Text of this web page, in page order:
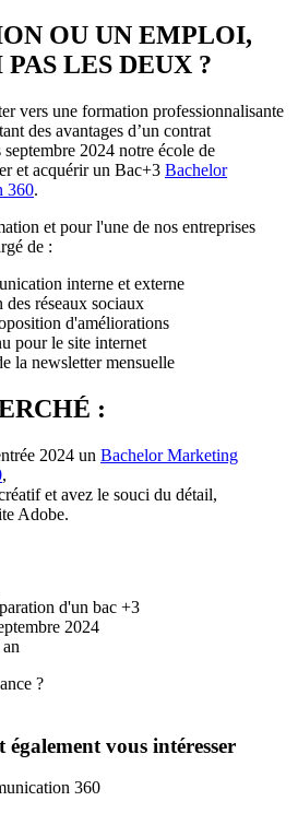
OU UN EMPLOI,
LES DEUX ?
vers une formation professionnalisante
des avantages d’un contrat
septembre 2024 notre école de
et acquérir un Bac+3 Bachelor
360.
et pour l'une de nos entreprises
de :
interne et externe
réseaux sociaux
d'améliorations
pour le site internet
la newsletter mensuelle
:
2024 un Bachelor Marketing
,
et avez le souci du détail,
Adobe.
d'un bac +3
2024
?
vous intéresser
360